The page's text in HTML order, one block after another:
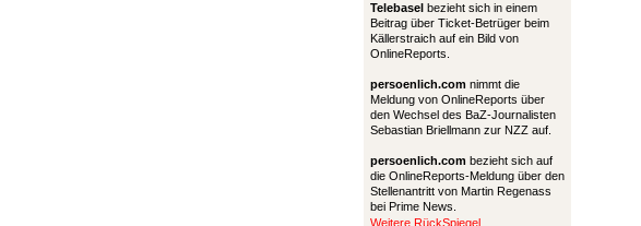
Telebasel bezieht sich in einem
Beitrag über Ticket-Betrüger beim
Källerstraich auf ein Bild von
OnlineReports.
persoenlich.com nimmt die
Meldung von OnlineReports über
den Wechsel des BaZ-Journalisten
Sebastian Briellmann zur NZZ auf.
persoenlich.com bezieht sich auf
die OnlineReports-Meldung über den
Stellenantritt von Martin Regenass
bei Prime News.
Weitere RückSpiegel